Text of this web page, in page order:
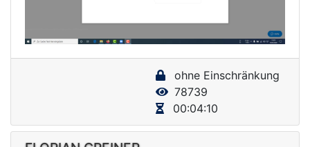
V
i
d
ohne Einschränkung
78739
00:04:10